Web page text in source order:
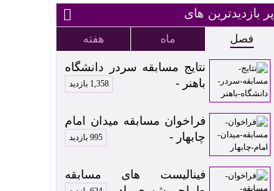
پر بازدیدترین های
فصل ماه هفته
نتایج مسابقه سردر دانشگاه
باهنر -
1,358 بازدید
فراخوان مسابقه میدان امام
چابهار -
995 بازدید
فینالیست های مسابقه